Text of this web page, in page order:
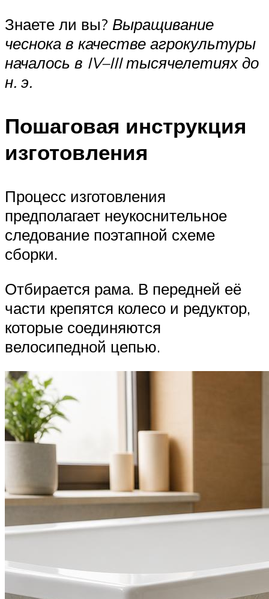
Знаете ли вы? Выращивание
чеснока в качестве агрокультуры
началось в IV–III тысячелетиях до
н. э.
Пошаговая инструкция
изготовления
Процесс изготовления
предполагает неукоснительное
следование поэтапной схеме
сборки.
Отбирается рама. В передней её
части крепятся колесо и редуктор,
которые соединяются
велосипедной цепью.